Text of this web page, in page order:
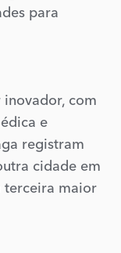
para
com
e
registram
cidade em
terceira maior